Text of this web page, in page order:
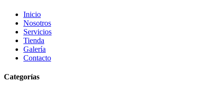
Inicio
Nosotros
Servicios
Tienda
Galería
Contacto
Categorías